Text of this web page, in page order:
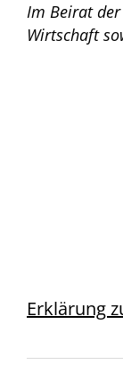
Im Beirat der
Wirtschaft
Erklärung